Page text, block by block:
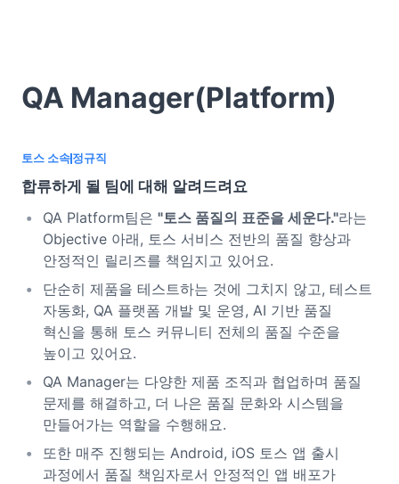
QA Manager(Platform)
토스 소속정규직
합류하게 될 팀에 대해 알려드려요
QA Platform팀은 "토스 품질의 표준을 세운다."라는
Objective 아래, 토스 서비스 전반의 품질 향상과
안정적인 릴리즈를 책임지고 있어요.
단순히 제품을 테스트하는 것에 그치지 않고, 테스트
자동화, QA 플랫폼 개발 및 운영, AI 기반 품질
혁신을 통해 토스 커뮤니티 전체의 품질 수준을
높이고 있어요.
QA Manager는 다양한 제품 조직과 협업하며 품질
문제를 해결하고, 더 나은 품질 문화와 시스템을
만들어가는 역할을 수행해요.
또한 매주 진행되는 Android, iOS 토스 앱 출시
과정에서 품질 책임자로서 안정적인 앱 배포가